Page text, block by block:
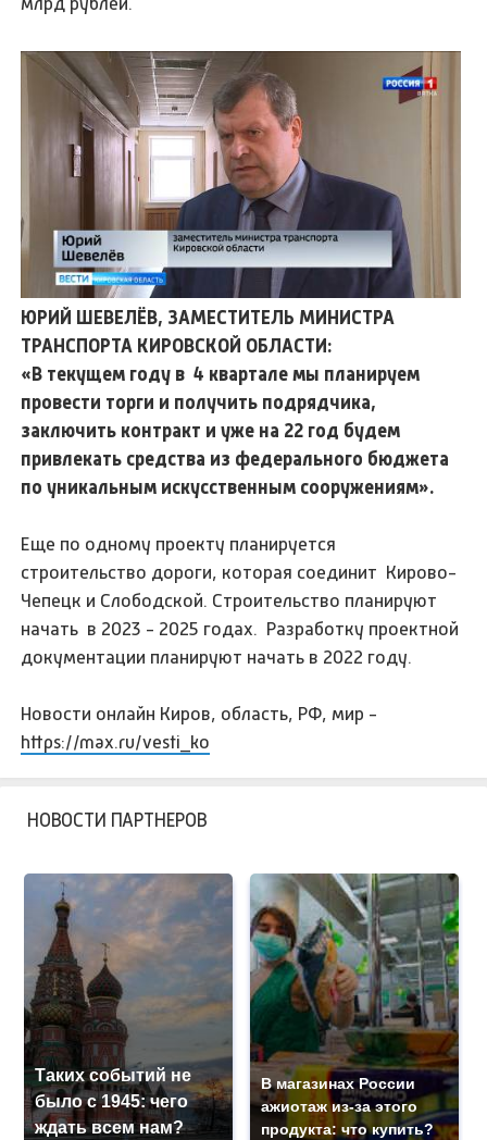
ЮРИЙ ШЕВЕЛЁВ, ЗАМЕСТИТЕЛЬ МИНИСТРА
ТРАНСПОРТА КИРОВСКОЙ ОБЛАСТИ:
«В текущем году в 4 квартале мы планируем
провести торги и получить подрядчика,
заключить контракт и уже на 22 год будем
привлекать средства из федерального бюджета
по уникальным искусственным сооружениям».
Еще по одному проекту планируется
строительство дороги, которая соединит Кирово-
Чепецк и Слободской. Строительство планируют
начать в 2023 - 2025 годах. Разработку проектной
документации планируют начать в 2022 году.
Новости онлайн Киров, область, РФ, мир -
https://max.ru/vesti_ko
НОВОСТИ ПАРТНЕРОВ
Таких событий не
было с 1945: чего
ждать всем нам?
В магазинах России
ажиотаж из-за этого
продукта: что купить?